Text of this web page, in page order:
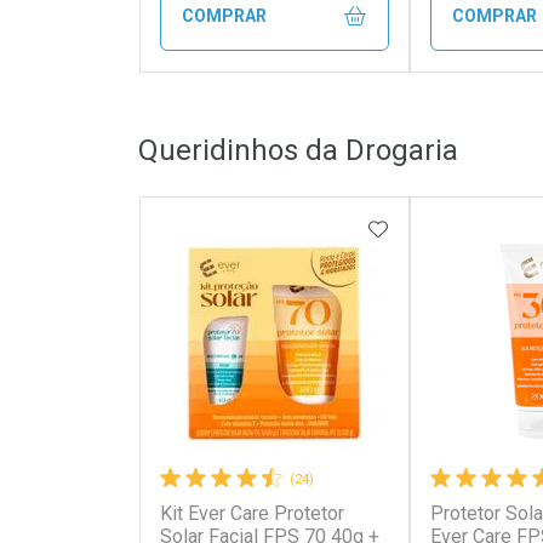
COMPRAR
Laboratório
Ativar Desconto
Por Menos
COMPRAR
Ativar
Por
Queridinhos da Drogaria
(24)
Kit Ever Care Protetor
Solar Facial FPS 70 40g +
ADICIONAR AOS
Protetor
Ever Care